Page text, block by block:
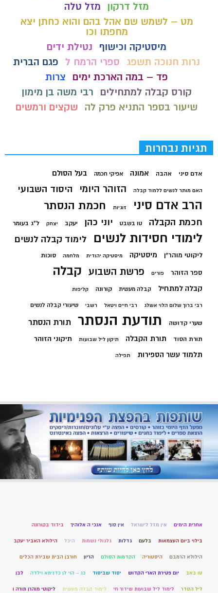
מזל דרקון
מזל טלה
מט – לשמש שם אהל בהם והוא כחתן יצא
מחפתו וכו
מיסטיקה וכישוף
נטילת ידים
נרות חנוכה תשפג
ספרי הרמח ל
פגם הברית
פד – במה הארכת ימים
צרות
קורס קבלה למתחילים
רבי משה בן מימון
שיעור בספר התניא פרק לה
שקצים ורמשים
תגיות נבחרות
אדם סיני אהבה אמונה אפיקי חכמה בעל הסולם
האם מותר לנשים ללמוד קבלה הזוהר היומי היסוד השבועי
הרב אדם סיני זוגיות חכמת הנסתר
חכמת הקבלה טו בשבט יוני כהן יעקב יצחק ל"ג בעומר
לימודי חסידות לנשים לימוד קבלה לנשים
ליקוטי מוהר"ן מיסטיקה מיסטיקה יהודית מלחמה סוכות
ספר הזוהר פורים פרשת השבוע קבלה
קבלה למתחיל קבלה מעשית קורונה קליפות
רבי ברוך שלום הלוי אשלג רבי חיים ויטאל רשבי שיעורי קבלה לנשים
שערי קדושה תודעת הנסתר תורת הנסתר
תורת הסוד תורת הקבלה תיקון ליל שבועות תיקוני הזוהר
תלמוד עשר הספירות תפילה
אחרית הימים אין מזל לישראל אין סוף אנכי ה אלוהיך בידוד בקורונה
בילוי ביום העצמאות בלעם גדלות גלגולי נשמות היכל הילולא האביר יעקב
הילולא הרמבם היסטוריה הקדמות הסולם הריון חורבן הבית שבירת הכלים
טו באב יום פטירת הארי הקדוש יסוד שביסוד כג – הוי לן כדניתא וילדה לבן
ליל הסדר לימוד ליל שבועות שידור חי לימוד קבלה מעשית ליקוטי מוהרן תורה ו